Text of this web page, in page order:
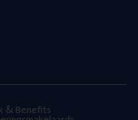
& Benefits